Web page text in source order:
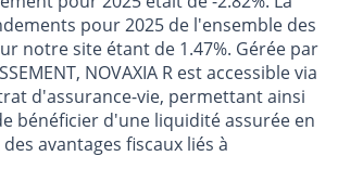
pour 2025 de l'ensemble des
notre site étant de 1.47%. Gérée par
NOVAXIA R est accessible via
d'assurance-vie, permettant ainsi
bénéficier d'une liquidité assurée en
avantages fiscaux liés à